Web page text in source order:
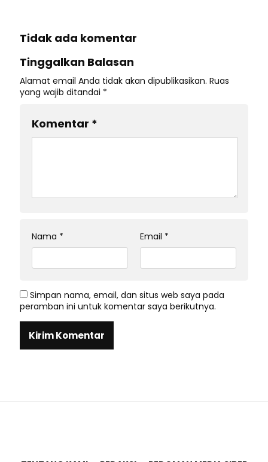
Tidak ada komentar
Tinggalkan Balasan
Alamat email Anda tidak akan dipublikasikan. Ruas
yang wajib ditandai *
Komentar *
Nama * Email *
Simpan nama, email, dan situs web saya pada
peramban ini untuk komentar saya berikutnya.